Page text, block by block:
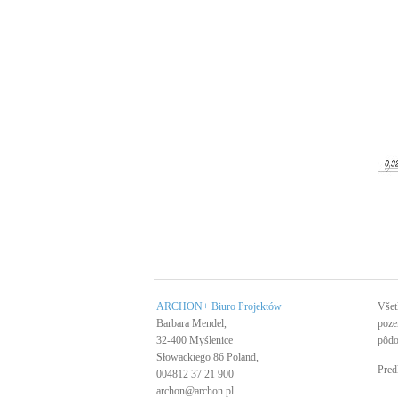
ARCHON+ Biuro Projektów
Barbara Mendel,
32-400 Myślenice
Słowackiego 86 Poland,
004812 37 21 900
archon@archon.pl